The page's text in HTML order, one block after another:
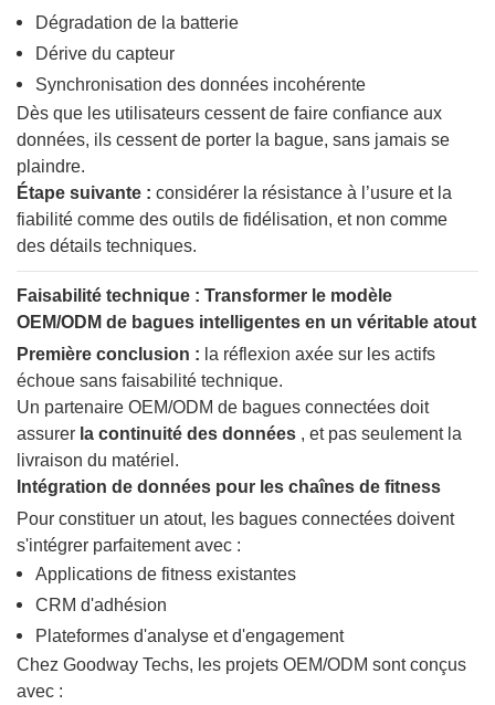
Dégradation de la batterie
Dérive du capteur
Synchronisation des données incohérente
Dès que les utilisateurs cessent de faire confiance aux
données, ils cessent de porter la bague, sans jamais se
plaindre.
Étape suivante : considérer la résistance à l’usure et la
fiabilité comme des outils de fidélisation, et non comme
des détails techniques.
Faisabilité technique : Transformer le modèle
OEM/ODM de bagues intelligentes en un véritable atout
Première conclusion : la réflexion axée sur les actifs
échoue sans faisabilité technique.
Un partenaire OEM/ODM de bagues connectées doit
assurer la continuité des données , et pas seulement la
livraison du matériel.
Intégration de données pour les chaînes de fitness
Pour constituer un atout, les bagues connectées doivent
s'intégrer parfaitement avec :
Applications de fitness existantes
CRM d'adhésion
Plateformes d'analyse et d'engagement
Chez Goodway Techs, les projets OEM/ODM sont conçus
avec :